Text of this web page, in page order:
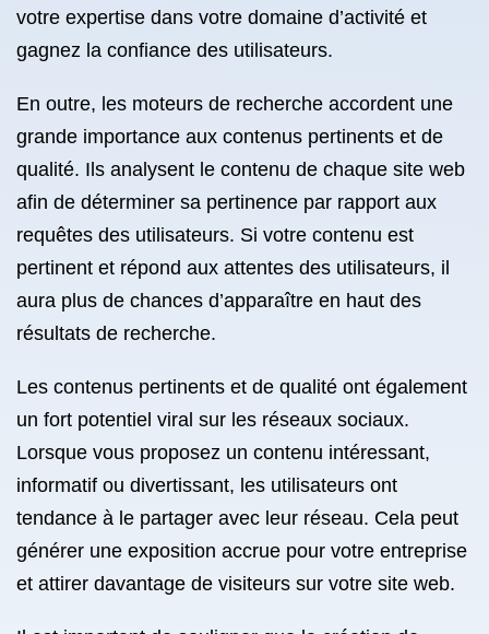
votre expertise dans votre domaine d’activité et
gagnez la confiance des utilisateurs.
En outre, les moteurs de recherche accordent une
grande importance aux contenus pertinents et de
qualité. Ils analysent le contenu de chaque site web
afin de déterminer sa pertinence par rapport aux
requêtes des utilisateurs. Si votre contenu est
pertinent et répond aux attentes des utilisateurs, il
aura plus de chances d’apparaître en haut des
résultats de recherche.
Les contenus pertinents et de qualité ont également
un fort potentiel viral sur les réseaux sociaux.
Lorsque vous proposez un contenu intéressant,
informatif ou divertissant, les utilisateurs ont
tendance à le partager avec leur réseau. Cela peut
générer une exposition accrue pour votre entreprise
et attirer davantage de visiteurs sur votre site web.